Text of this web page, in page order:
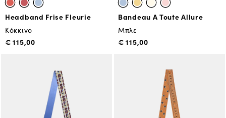
Headband Frise Fleurie
Κόκκινο
€ 115,00
Bandeau A Toute Allure
Μπλε
€ 115,00